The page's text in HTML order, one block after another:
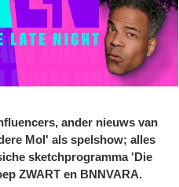
ander nieuws van
Mol' als spelshow; alles
sketchprogramma 'Die
ZWART en BNNVARA.